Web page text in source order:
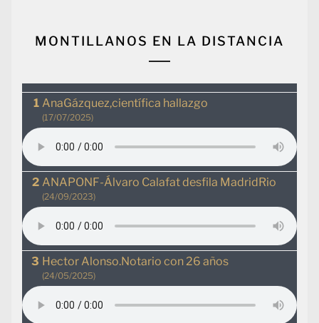
MONTILLANOS EN LA DISTANCIA
AnaGázquez,científica hallazgo
(17/07/2025)
ANAPONF-Álvaro Calafat desfila MadridRio
(24/09/2023)
Hector Alonso.Notario con 26 años
(24/05/2025)